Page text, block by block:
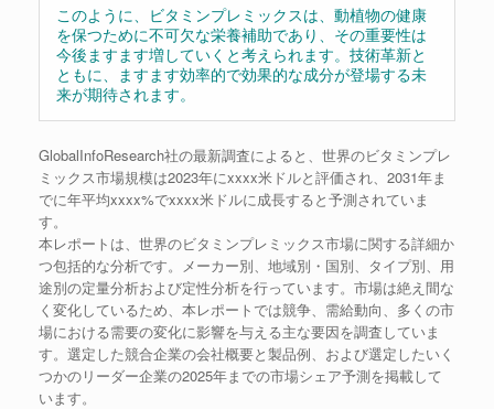
このように、ビタミンプレミックスは、動植物の健康
を保つために不可欠な栄養補助であり、その重要性は
今後ますます増していくと考えられます。技術革新と
ともに、ますます効率的で効果的な成分が登場する未
来が期待されます。
GlobalInfoResearch社の最新調査によると、世界のビタミンプレ
ミックス市場規模は2023年にxxxx米ドルと評価され、2031年ま
でに年平均xxxx%でxxxx米ドルに成長すると予測されていま
す。
本レポートは、世界のビタミンプレミックス市場に関する詳細か
つ包括的な分析です。メーカー別、地域別・国別、タイプ別、用
途別の定量分析および定性分析を行っています。市場は絶え間な
く変化しているため、本レポートでは競争、需給動向、多くの市
場における需要の変化に影響を与える主な要因を調査していま
す。選定した競合企業の会社概要と製品例、および選定したいく
つかのリーダー企業の2025年までの市場シェア予測を掲載して
います。